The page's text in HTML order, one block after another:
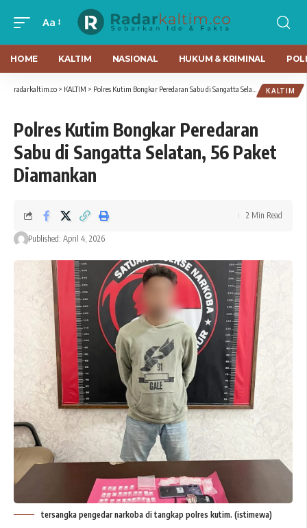
Aa
HOME KALTIM NASIONAL HUKUM & KRIMINAL
radarkaltim.co > KALTIM > Polres Kutim Bongkar Peredaran Sabu di Sangatta Selatan, 56 Paket Diamankan KALTIM
Polres Kutim Bongkar Peredaran
Sabu di Sangatta Selatan, 56 Paket
Diamankan
Published: April 4, 2026
2 Min Read
tersangka pengedar narkoba di tangkap polres kutim. (istimewa)